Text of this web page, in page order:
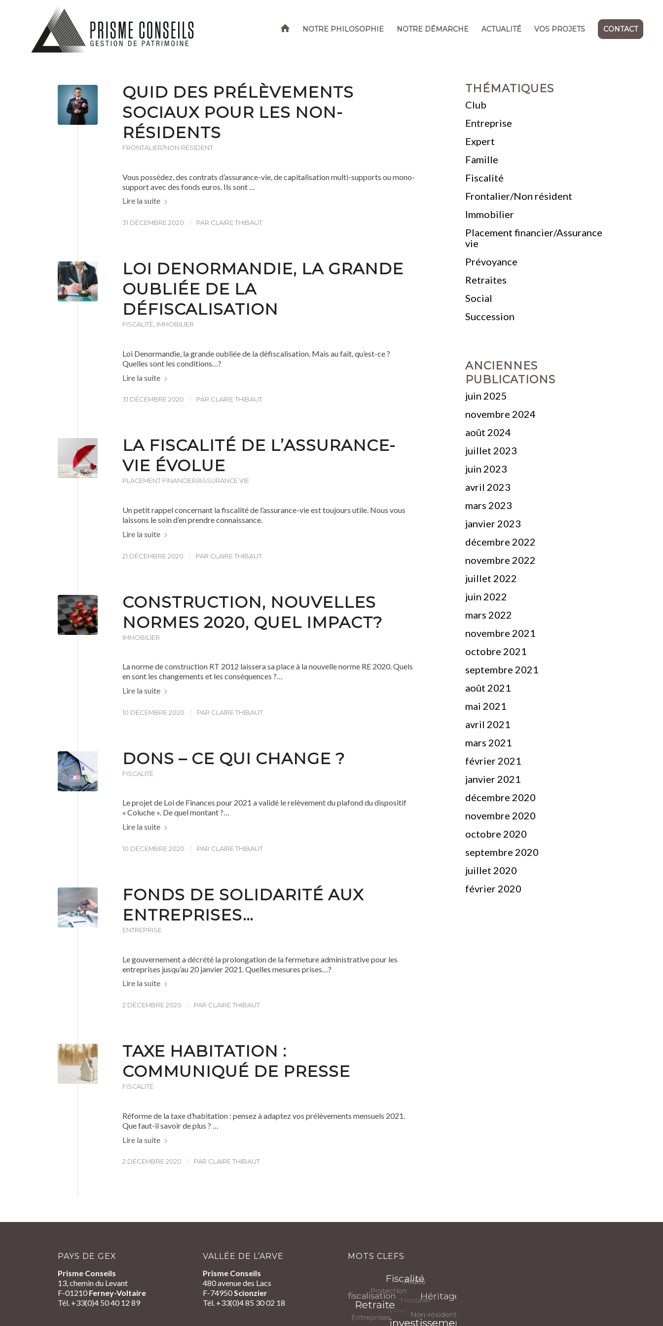
NOTRE PHILOSOPHIE NOTRE DÉMARCHE ACTUALITÉ VOS PROJETS CONTACT
QUID DES PRÉLÈVEMENTS
SOCIAUX POUR LES NON-
RÉSIDENTS
FRONTALIER/NON RÉSIDENT
Vous possédez, des contrats d’assurance-vie, de capitalisation multi-supports ou mono-
support avec des fonds euros. Ils sont …
Lire la suite
31 DÉCEMBRE 2020 / PAR CLAIRE THIBAUT
LOI DENORMANDIE, LA GRANDE
OUBLIÉE DE LA
DÉFISCALISATION
FISCALITÉ, IMMOBILIER
Loi Denormandie, la grande oubliée de la défiscalisation. Mais au fait, qu’est-ce ?
Quelles sont les conditions…?
Lire la suite
31 DÉCEMBRE 2020 / PAR CLAIRE THIBAUT
LA FISCALITÉ DE L’ASSURANCE-
VIE ÉVOLUE
PLACEMENT FINANCIER/ASSURANCE VIE
Un petit rappel concernant la fiscalité de l’assurance-vie est toujours utile. Nous vous
laissons le soin d’en prendre connaissance.
Lire la suite
21 DÉCEMBRE 2020 / PAR CLAIRE THIBAUT
CONSTRUCTION, NOUVELLES
NORMES 2020, QUEL IMPACT?
IMMOBILIER
La norme de construction RT 2012 laissera sa place à la nouvelle norme RE 2020. Quels
en sont les changements et les conséquences ?…
Lire la suite
10 DÉCEMBRE 2020 / PAR CLAIRE THIBAUT
DONS – CE QUI CHANGE ?
FISCALITÉ
Le projet de Loi de Finances pour 2021 a validé le relèvement du plafond du dispositif
« Coluche ». De quel montant ?…
Lire la suite
10 DÉCEMBRE 2020 / PAR CLAIRE THIBAUT
FONDS DE SOLIDARITÉ AUX
ENTREPRISES…
ENTREPRISE
Le gouvernement a décrété la prolongation de la fermeture administrative pour les
entreprises jusqu’au 20 janvier 2021. Quelles mesures prises…?
Lire la suite
2 DÉCEMBRE 2020 / PAR CLAIRE THIBAUT
TAXE HABITATION :
COMMUNIQUÉ DE PRESSE
FISCALITÉ
Réforme de la taxe d’habitation : pensez à adaptez vos prélèvements mensuels 2021.
Que faut-il savoir de plus ? …
Lire la suite
2 DÉCEMBRE 2020 / PAR CLAIRE THIBAUT
THÉMATIQUES
Club
Entreprise
Expert
Famille
Fiscalité
Frontalier/Non résident
Immobilier
Placement financier/Assurance
vie
Prévoyance
Retraites
Social
Succession
ANCIENNES
PUBLICATIONS
juin 2025
novembre 2024
août 2024
juillet 2023
juin 2023
avril 2023
mars 2023
janvier 2023
décembre 2022
novembre 2022
juillet 2022
juin 2022
mars 2022
novembre 2021
octobre 2021
septembre 2021
août 2021
mai 2021
avril 2021
mars 2021
février 2021
janvier 2021
décembre 2020
novembre 2020
octobre 2020
septembre 2020
juillet 2020
février 2020
PAYS DE GEX
Prisme Conseils
13, chemin du Levant
F-01210 Ferney-Voltaire
Tél. +33(0)4 50 40 12 89
VALLÉE DE L’ARVE
Prisme Conseils
480 avenue des Lacs
F-74950 Scionzier
Tél. +33(0)4 85 30 02 18
MOTS CLEFS